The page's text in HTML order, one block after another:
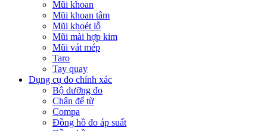
Mũi khoan
Mũi khoan tâm
Mũi khoét lỗ
Mũi mài hợp kim
Mũi vát mép
Taro
Tay quay
Dụng cụ đo chính xác
Bộ dưỡng đo
Chân đế từ
Compa
Đồng hồ đo áp suất